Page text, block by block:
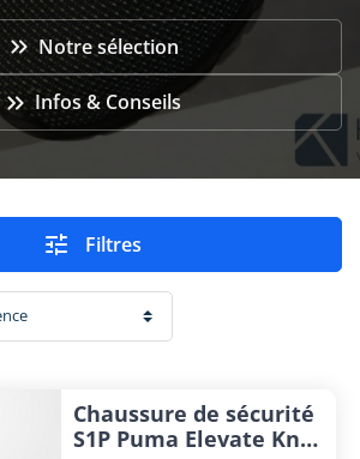
Notre sélection
Infos & Conseils
 Filtres
Chaussure de sécurité
S1P Puma Elevate Knit